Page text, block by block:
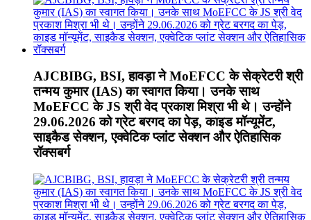
AJCBIBG, BSI, हावड़ा ने MoEFCC के सेक्रेटरी श्री
तन्मय कुमार (IAS) का स्वागत किया। उनके साथ
MoEFCC के JS श्री वेद प्रकाश मिश्रा भी थे। उन्होंने
29.06.2026 को ग्रेट बरगद का पेड़, काइड मॉन्यूमेंट,
साइकैड सेक्शन, एक्वेटिक प्लांट सेक्शन और ऐतिहासिक
रॉक्सबर्ग